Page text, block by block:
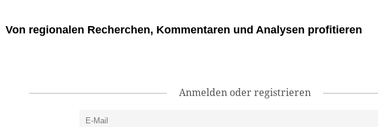
Von regionalen Recherchen, Kommentaren und Analysen profitieren
Anmelden oder registrieren